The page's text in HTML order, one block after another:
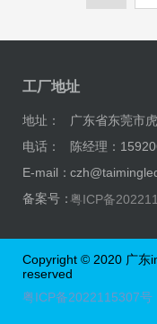
工厂地址
地址：
广东省东莞市
电话：
陈经理：
E-mail：
备案号：粤ICP备
Copyright © 2020 广东
reserved
粤ICP备2022115307号